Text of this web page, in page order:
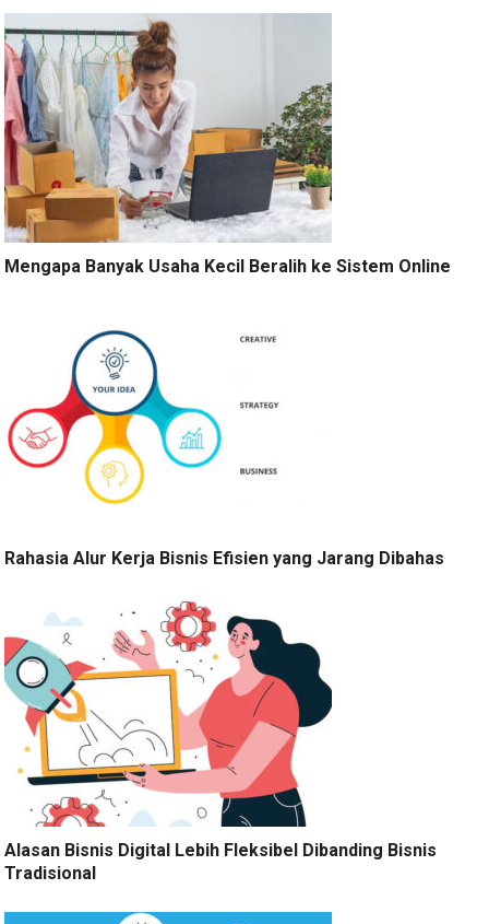
Mengapa Banyak Usaha Kecil Beralih ke Sistem Online
Rahasia Alur Kerja Bisnis Efisien yang Jarang Dibahas
Alasan Bisnis Digital Lebih Fleksibel Dibanding Bisnis
Tradisional